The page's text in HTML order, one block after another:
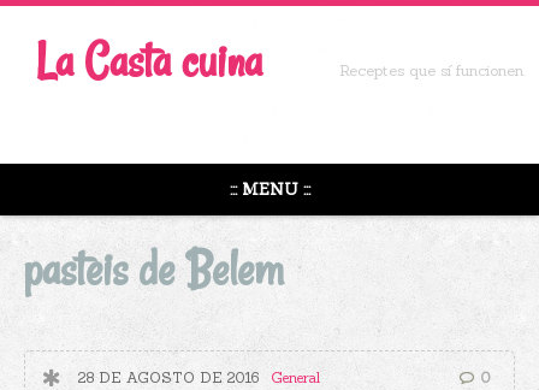
La Casta cuina Receptes que sí funcionen.
::: MENU :::
pasteis de Belem
28 DE AGOSTO DE 2016 General 0